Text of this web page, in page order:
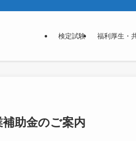
検定試験 福利厚生・
助金のご案内